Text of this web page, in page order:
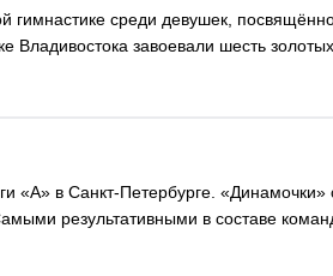
гимнастике среди девушек,
завоевали шесть
в Санкт-Петербурге. «Динамочки»
результативными в составе